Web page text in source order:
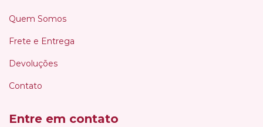
Quem Somos
Frete e Entrega
Devoluções
Contato
Entre em contato